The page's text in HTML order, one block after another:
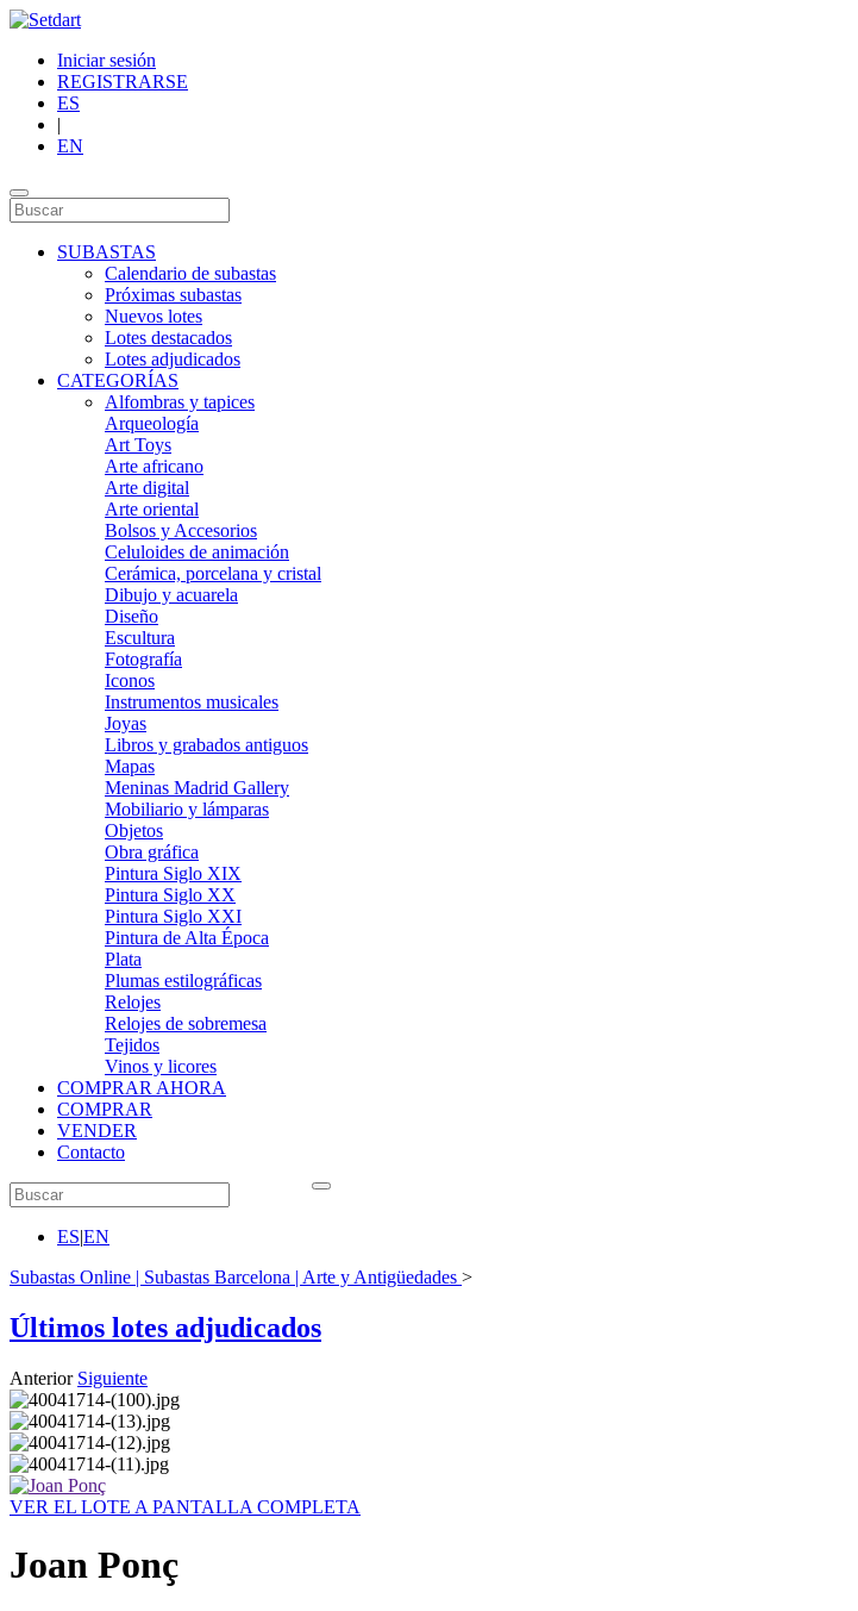
Iniciar sesión
REGISTRARSE
ES
|
EN
SUBASTAS
Calendario de subastas
Próximas subastas
Nuevos lotes
Lotes destacados
Lotes adjudicados
CATEGORÍAS
Alfombras y tapices
Arqueología
Art Toys
Arte africano
Arte digital
Arte oriental
Bolsos y Accesorios
Celuloides de animación
Cerámica, porcelana y cristal
Dibujo y acuarela
Diseño
Escultura
Fotografía
Iconos
Instrumentos musicales
Joyas
Libros y grabados antiguos
Mapas
Meninas Madrid Gallery
Mobiliario y lámparas
Objetos
Obra gráfica
Pintura Siglo XIX
Pintura Siglo XX
Pintura Siglo XXI
Pintura de Alta Época
Plata
Plumas estilográficas
Relojes
Relojes de sobremesa
Tejidos
Vinos y licores
COMPRAR AHORA
COMPRAR
VENDER
Contacto
ES|EN
Subastas Online | Subastas Barcelona | Arte y Antigüedades >
Últimos lotes adjudicados
Anterior Siguiente
VER EL LOTE A PANTALLA COMPLETA
Joan Ponç